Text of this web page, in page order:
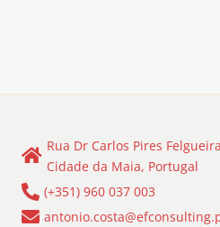
Rua Dr Carlos Pires
Cidade da Maia, Portugal
(+351) 960 037 003